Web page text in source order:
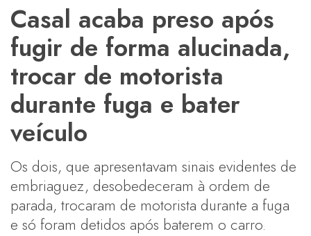
Casal acaba preso após
fugir de forma alucinada,
trocar de motorista
durante fuga e bater
veículo
Os dois, que apresentavam sinais evidentes de
embriaguez, desobedeceram à ordem de
parada, trocaram de motorista durante a fuga
e só foram detidos após baterem o carro.